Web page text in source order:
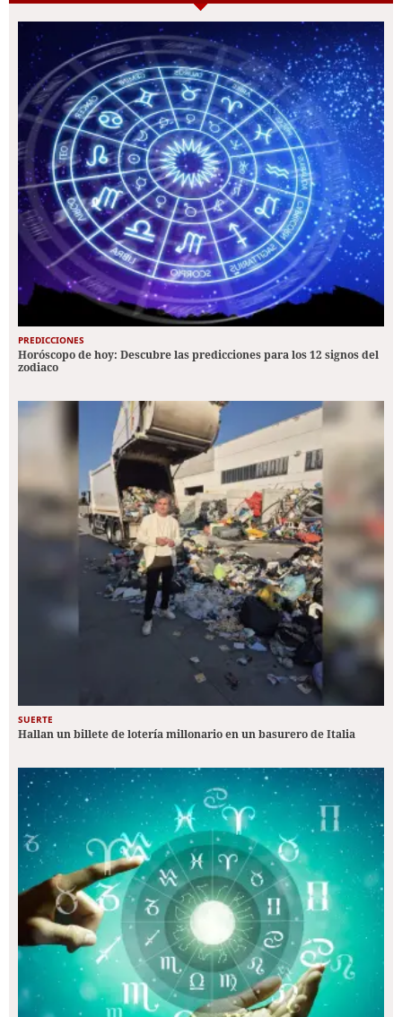
PREDICCIONES
Horóscopo de hoy: Descubre las predicciones para los 12 signos del
zodiaco
SUERTE
Hallan un billete de lotería millonario en un basurero de Italia